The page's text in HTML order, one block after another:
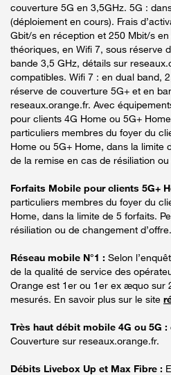
couverture 5G en 3,5GHz. 5G :
(déploiement en cours). Frais
Gbit/s en réception et 250 Mbit/s
théoriques, en Wifi 7, sous réserve
bande 3,5 GHz, détails sur
compatibles. Wifi 7 : en dual band,
réserve de couverture 5G+ et en
reseaux.orange.fr. Avec
pour clients 4G Home ou 5G+
particuliers membres du foyer du
Home ou 5G+ Home, dans la limite
de la remise en cas de résiliation
Forfaits Mobile pour clients 5G+
particuliers membres du foyer du
Home, dans la limite de 5 forfaits.
résiliation ou de changement d’offre.
Réseau mobile N°1 : Selon
de la qualité de service des
Orange est 1er ou 1er ex æquo sur
mesurés. En savoir plus sur le site
Très haut débit mobile 4G ou 5G :
Couverture sur reseaux.orange.fr.
Débits Livebox Up et Max Fibre :